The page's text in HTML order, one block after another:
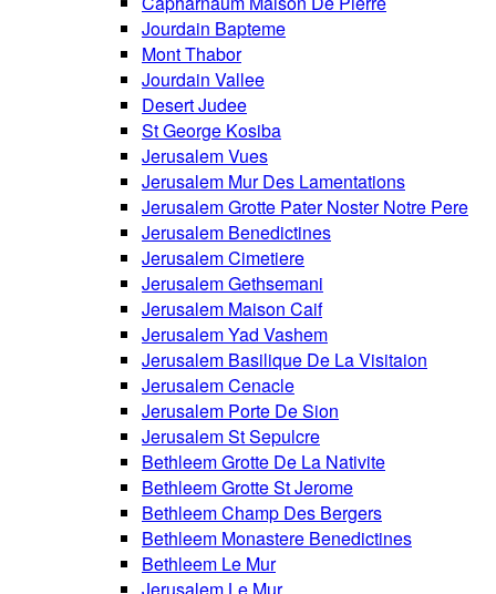
Jourdain Bapteme
Mont Thabor
Jourdain Vallee
Desert Judee
St George Kosiba
Jerusalem Vues
Jerusalem Mur Des Lamentations
Jerusalem Grotte Pater Noster Notre Pere
Jerusalem Benedictines
Jerusalem Cimetiere
Jerusalem Gethsemani
Jerusalem Maison Caif
Jerusalem Yad Vashem
Jerusalem Basilique De La Visitaion
Jerusalem Cenacle
Jerusalem Porte De Sion
Jerusalem St Sepulcre
Bethleem Grotte De La Nativite
Bethleem Grotte St Jerome
Bethleem Champ Des Bergers
Bethleem Monastere Benedictines
Bethleem Le Mur